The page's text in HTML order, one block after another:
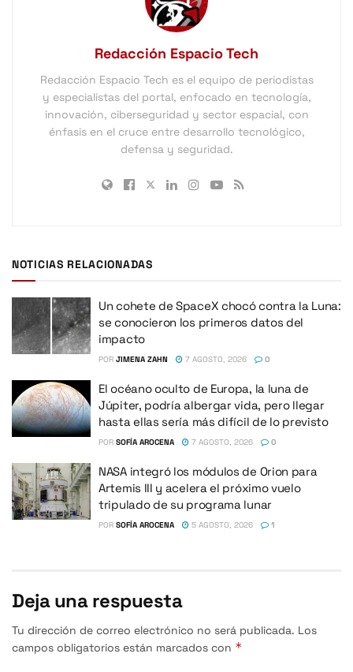
Redacción Espacio Tech
Redacción Espacio Tech es el equipo de periodistas
y especialistas del portal, enfocado en tecnología,
innovación, ciberseguridad y sector espacial, con
énfasis en el cruce entre desarrollo tecnológico,
defensa y seguridad.
NOTICIAS RELACIONADAS
Un cohete de SpaceX chocó contra la Luna:
se conocieron los primeros datos del
impacto
POR JIMENA ZAHN 7 AGOSTO, 2026 0
El océano oculto de Europa, la luna de
Júpiter, podría albergar vida, pero llegar
hasta ellas sería más difícil de lo previsto
POR SOFÍA AROCENA 7 AGOSTO, 2026 0
NASA integró los módulos de Orion para
Artemis III y acelera el próximo vuelo
tripulado de su programa lunar
POR SOFÍA AROCENA 5 AGOSTO, 2026 1
Deja una respuesta
Tu dirección de correo electrónico no será publicada. Los
campos obligatorios están marcados con *